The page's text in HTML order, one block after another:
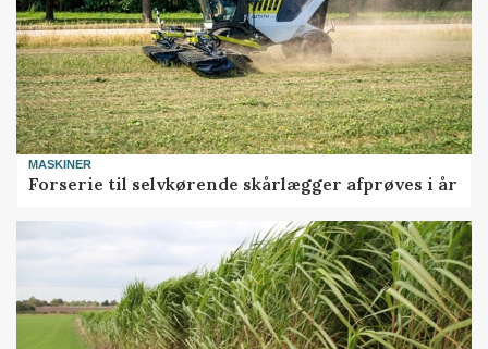
MASKINER
Forserie til selvkørende skårlægger afprøves i år